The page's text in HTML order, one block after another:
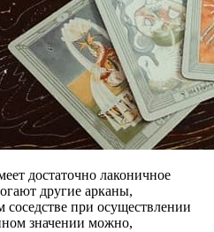
достаточно лаконичное
другие арканы,
при осуществлении
значении можно,